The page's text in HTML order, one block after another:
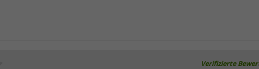
Verifizierte